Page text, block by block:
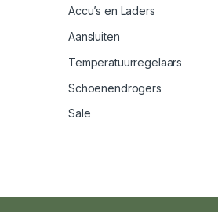
Accu’s en Laders
Aansluiten
Temperatuurregelaars
Schoenendrogers
Sale